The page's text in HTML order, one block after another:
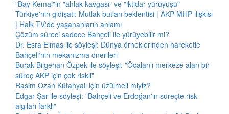
"Bay Kemal"in "ahlak kavgası" ve "iktidar yürüyüşü"
Türkiye'nin gidişatı: Mutlak butlan beklentisi | AKP-MHP ilişkisi
| Halk TV'de yaşananların anlamı
Çözüm süreci sadece Bahçeli ile yürüyebilir mi?
Dr. Esra Elmas ile söyleşi: Dünya örneklerinden hareketle
Bahçeli'nin mekanizma önerileri
Burak Bilgehan Özpek ile söyleşi: "Öcalan’ı merkeze alan bir
süreç AKP için çok riskli"
Rasim Ozan Kütahyalı için üzülmeli miyiz?
Edgar Şar ile söyleşi: "Bahçeli ve Erdoğan'ın süreçte risk
algıları farklı"